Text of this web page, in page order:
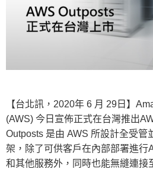
【台北訊，2020年 6 月 29日】
(AWS) 今日宣佈正式在台灣推出
Outposts 是由 AWS 所設計全受管
架，除了可供客戶在內部部署進行
和其他服務外，同時也能無縫連接